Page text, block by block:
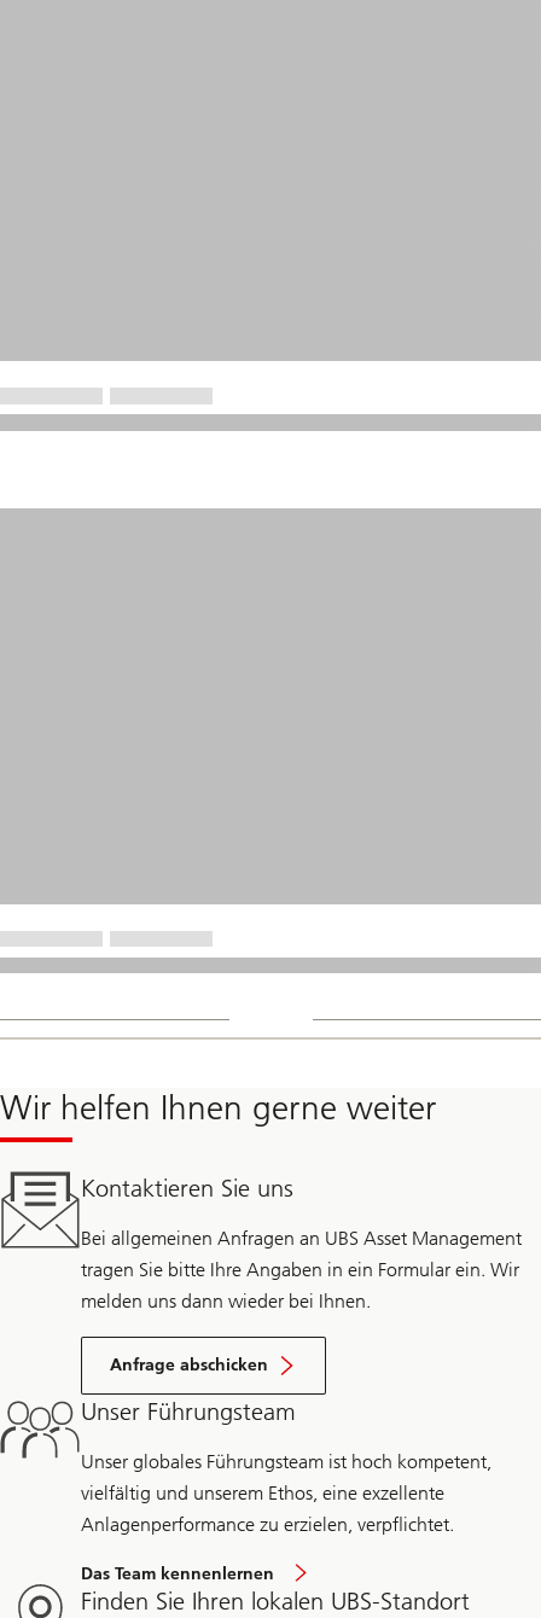
Wir helfen Ihnen gerne weiter
Kontaktieren Sie uns
Bei allgemeinen Anfragen an UBS Asset Management
tragen Sie bitte Ihre Angaben in ein Formular ein. Wir
melden uns dann wieder bei Ihnen.
Anfrage abschicken
Unser Führungsteam
Unser globales Führungsteam ist hoch kompetent,
vielfältig und unserem Ethos, eine exzellente
Anlagenperformance zu erzielen, verpflichtet.
Das Team kennenlernen
Finden Sie Ihren lokalen UBS-Standort